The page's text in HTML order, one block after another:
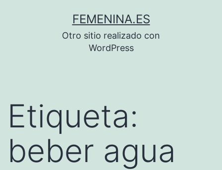
FEMENINA.ES
Otro sitio realizado con
WordPress
Etiqueta:
beber agua